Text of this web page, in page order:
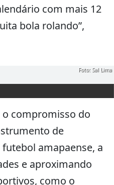
com mais 12
bola rolando”,
Foto: Sal Lima
compromisso do
de
amapaense, a
e aproximando
como o